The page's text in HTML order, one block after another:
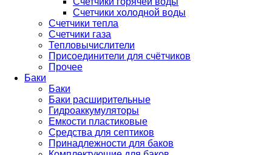
Счетчики холодной воды
Счетчики тепла
Счетчики газа
Тепловычислители
Присоединители для счётчиков
Прочее
Баки
Баки
Баки расширительные
Гидроаккумуляторы
Емкости пластиковые
Средства для септиков
Принадлежности для баков